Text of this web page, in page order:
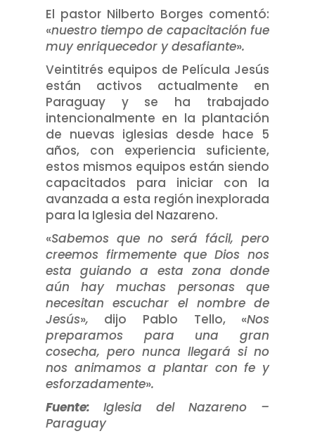
El pastor Nilberto Borges comentó:
«nuestro tiempo de capacitación fue
muy enriquecedor y desafiante».
Veintitrés equipos de Película Jesús
están activos actualmente en
Paraguay y se ha trabajado
intencionalmente en la plantación
de nuevas iglesias desde hace 5
años, con experiencia suficiente,
estos mismos equipos están siendo
capacitados para iniciar con la
avanzada a esta región inexplorada
para la Iglesia del Nazareno.
«Sabemos que no será fácil, pero
creemos firmemente que Dios nos
esta guiando a esta zona donde
aún hay muchas personas que
necesitan escuchar el nombre de
Jesús», dijo Pablo Tello, «Nos
preparamos para una gran
cosecha, pero nunca llegará si no
nos animamos a plantar con fe y
esforzadamente».
Fuente: Iglesia del Nazareno –
Paraguay